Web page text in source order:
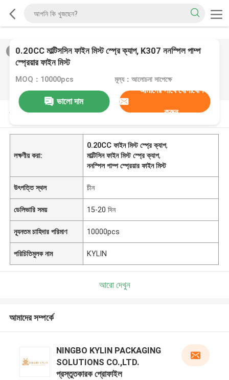
/0
0.20CC মাল্টিসসিন ফাইন মিস্ট স্প্রে ক্যাপ, K307 ননস্পিল পাম্প
স্প্রেয়ার ফাইন মিস্ট
MOQ：10000pcs মূল্য：আলোচনা সাপেক্ষে
ভালো দাম
আমাদের সাথে যোগাযোগ
করুন
পণ্যের বর্ণনা
লক্ষণীয় করা:
0.20CC ফাইন মিস্ট স্প্রে ক্যাপ,
মাল্টিসিন ফাইন মিস্ট স্প্রে ক্যাপ,
ননস্পিল পাম্প স্প্রেয়ার ফাইন মিস্ট
উৎপত্তি স্থল চীন
ডেলিভারি সময় 15-20 দিন
ন্যূনতম চাহিদার পরিমাণ 10000pcs
পরিচিতিমুলক নাম KYLIN
আরো দেখুন
আমাদের সম্পর্কে
NINGBO KYLIN PACKAGING
SOLUTIONS CO.,LTD.
প্রস্তুতকারক প্রোফাইল